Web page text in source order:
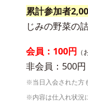
累計参加者
じみの野菜の
会員：100円
非会員：500円
※当日入会された方
※内容は仕入れ状況